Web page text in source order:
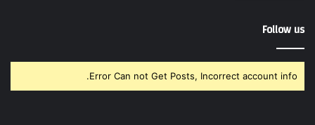
Follow us
Error Can not Get Posts, Incorrect account info.